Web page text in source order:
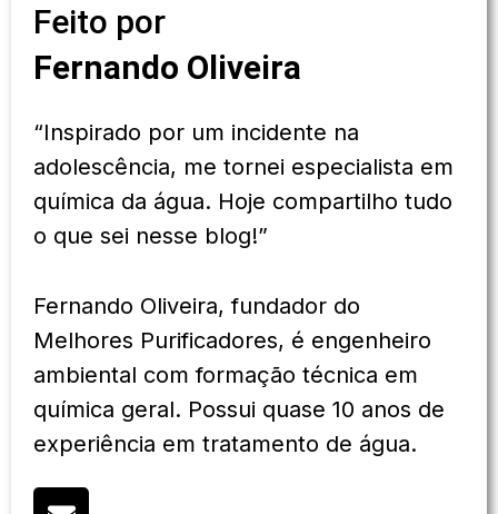
Feito por
Fernando Oliveira
“Inspirado por um incidente na
adolescência, me tornei especialista em
química da água. Hoje compartilho tudo
o que sei nesse blog!”
Fernando Oliveira, fundador do
Melhores Purificadores, é engenheiro
ambiental com formação técnica em
química geral. Possui quase 10 anos de
experiência em tratamento de água.